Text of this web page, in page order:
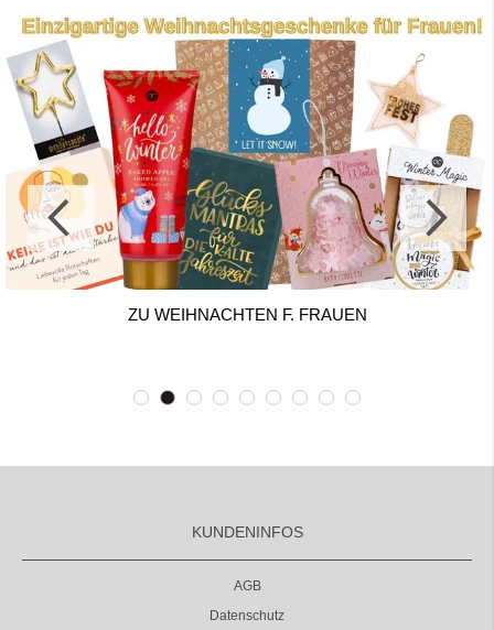
ZU WEIHNACHTEN F. FRAUEN
KUNDENINFOS
AGB
Datenschutz